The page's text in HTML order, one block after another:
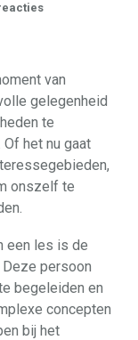
van
gelegenheid
te
het nu gaat
onszelf te
een les is de
persoon
begeleiden en
concepten
bij het